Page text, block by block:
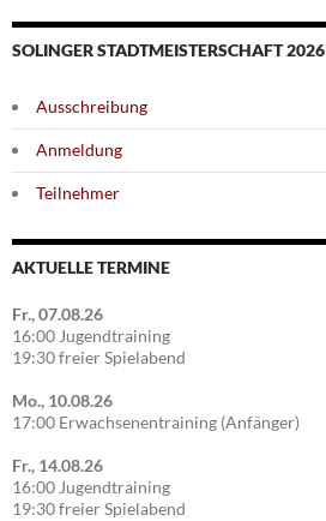
SOLINGER STADTMEISTERSCHAFT 2026
Ausschreibung
Anmeldung
Teilnehmer
AKTUELLE TERMINE
Fr., 07.08.26
16:00 Jugendtraining
19:30 freier Spielabend
Mo., 10.08.26
17:00 Erwachsenentraining (Anfänger)
Fr., 14.08.26
16:00 Jugendtraining
19:30 freier Spielabend